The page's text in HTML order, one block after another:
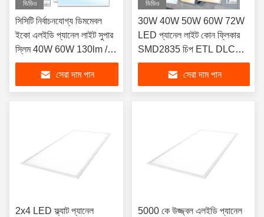
ভিডিও
সিসিটি নির্বাচনযোগ্য ডিমমেবল
ইকো এলইডি প্যানেল লাইট সুপার
স্লিম 40W 60W 130lm / W
বাণিজ্যিক প্যানেল ব্যাকলিট লাইট
সেরা দাম পান
ভিডিও
30W 40W 50W 60W 72W
LED প্যানেল লাইট কোন ফ্লিকার
SMD2835 চিপ ETL DLC
5.1 2x2' 2x4' 3000K 4000K
সেরা দাম পান
2x4 LED ফ্ল্যাট প্যানেল
5000 কে উজ্জ্বল এলইডি প্যানেল